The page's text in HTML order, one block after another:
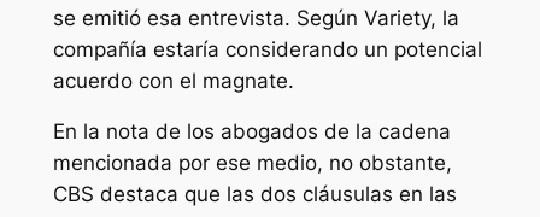
se emitió esa entrevista. Según Variety, la
compañía estaría considerando un potencial
acuerdo con el magnate.
En la nota de los abogados de la cadena
mencionada por ese medio, no obstante,
CBS destaca que las dos cláusulas en las